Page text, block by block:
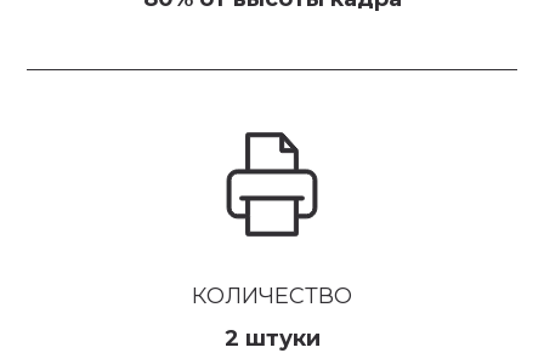
КОЛИЧЕСТВО
2 штуки